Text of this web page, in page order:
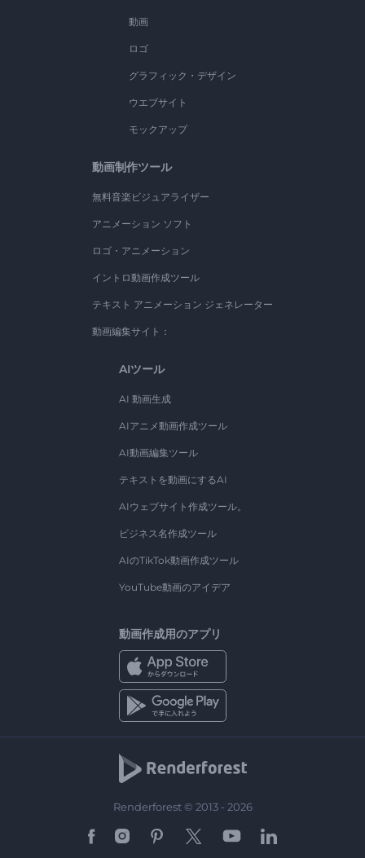
動画
ロゴ
グラフィック・デザイン
ウエブサイト
モックアップ
動画制作ツール
無料音楽ビジュアライザー
アニメーション ソフト
ロゴ・アニメーション
イントロ動画作成ツール
テキスト アニメーション ジェネレーター
動画編集サイト：
AIツール
AI 動画生成
AIアニメ動画作成ツール
AI動画編集ツール
テキストを動画にするAI
AIウェブサイト作成ツール。
ビジネス名作成ツール
AIのTikTok動画作成ツール
YouTube動画のアイデア
動画作成用のアプリ
Renderforest © 2013 - 2026